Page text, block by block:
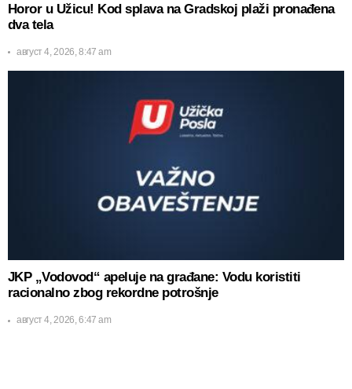
Horor u Užicu! Kod splava na Gradskoj plaži pronađena
dva tela
август 4, 2026, 8:47 am
JKP „Vodovod“ apeluje na građane: Vodu koristiti
racionalno zbog rekordne potrošnje
август 4, 2026, 6:47 am